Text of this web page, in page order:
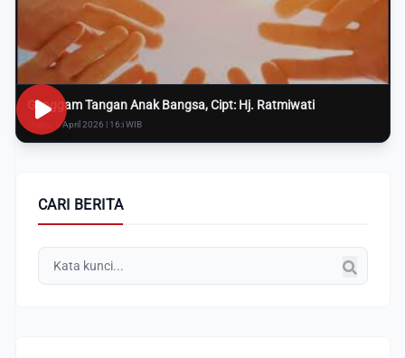
Genggam Tangan Anak Bangsa, Cipt: Hj. Ratmiwati
Rabu, 8 April 2026 | 16:i WIB
CARI BERITA